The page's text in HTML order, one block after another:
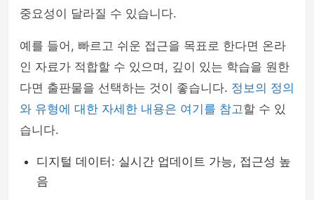
중요성이 달라질 수 있습니다.
예를 들어, 빠르고 쉬운 접근을 목표로 한다면 온라
인 자료가 적합할 수 있으며, 깊이 있는 학습을 원한
다면 출판물을 선택하는 것이 좋습니다. 정보의 정의
와 유형에 대한 자세한 내용은 여기를 참고할 수 있
습니다.
디지털 데이터: 실시간 업데이트 가능, 접근성 높
음